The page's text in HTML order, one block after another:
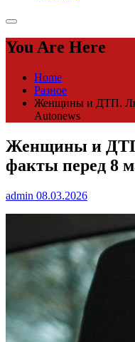
You Are Here
Home
Разное
Женщины и ДТП.
Autonews
Женщины и
факты перед 8
admin 08.03.2026